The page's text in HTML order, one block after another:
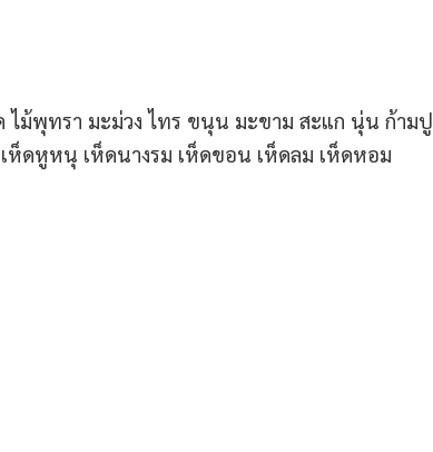
ไม้พุทรา มะม่วง ไทร ขนุน มะขาม สะแก นุ่น ก้ามปู
ดหูหนุ เห็ดนางรม เห็ดขอน เห็ดลม เห็ดหอม